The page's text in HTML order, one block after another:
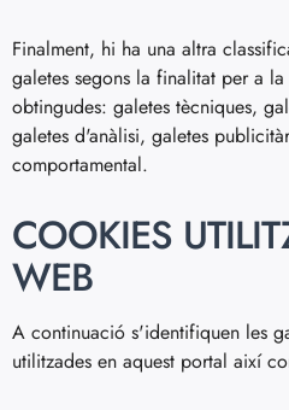
Finalment, hi ha una altra
galetes segons la finalitat per a
obtingudes: galetes tècniques,
galetes d'anàlisi, galetes
comportamental.
COOKIES
WEB
A continuació s'identifiquen les
utilitzades en aquest portal així